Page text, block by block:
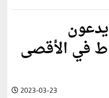
في الأقصى
2023-03-23